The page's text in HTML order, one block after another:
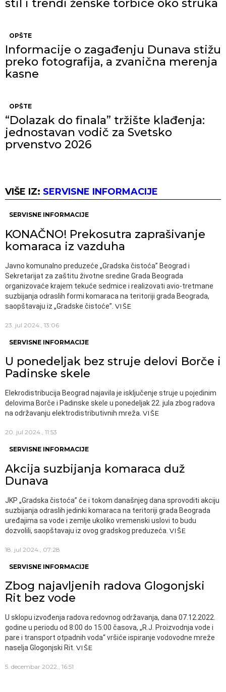
stil i trendi ženske torbice oko struka
OPŠTE
Informacije o zagađenju Dunava stižu
preko fotografija, a zvanična merenja
kasne
OPŠTE
“Dolazak do finala” tržište klađenja:
jednostavan vodič za Svetsko
prvenstvo 2026
VIŠE IZ: SERVISNE INFORMACIJE
SERVISNE INFORMACIJE
KONAČNO! Prekosutra zaprašivanje
komaraca iz vazduha
Javno komunalno preduzeće „Gradska čistoća” Beograd i
Sekretarijat za zaštitu životne sredine Grada Beograda
organizovaće krajem tekuće sedmice i realizovati avio-tretmane
suzbijanja odraslih formi komaraca na teritoriji grada Beograda,
saopštavaju iz „Gradske čistoće”. VIŠE
23. jul 2024., 13:06
SERVISNE INFORMACIJE
U ponedeljak bez struje delovi Borče i
Padinske skele
Elekrodistribucija Beograd najavila je isključenje struje u pojedinim
delovima Borče i Padinske skele u ponedeljak 22. jula zbog radova
na održavanju elektrodistributivnih mreža. VIŠE
20. jul 2024., 11:53
SERVISNE INFORMACIJE
Akcija suzbijanja komaraca duž
Dunava
JKP „Gradska čistoća” će i tokom današnjeg dana sprovoditi akciju
suzbijanja odraslih jedinki komaraca na teritoriji grada Beograda
uređajima sa vode i zemlje ukoliko vremenski uslovi to budu
dozvolili, saopštavaju iz ovog gradskog preduzeća. VIŠE
18. jul 2024., 07:28
SERVISNE INFORMACIJE
Zbog najavljenih radova Glogonjski
Rit bez vode
U sklopu izvođenja radova redovnog održavanja, dana 07.12.2022.
godine u periodu od 8:00 do 15:00 časova, „R.J. Proizvodnja vode i
pare i transport otpadnih voda“ vršiće ispiranje vodovodne mreže
naselja Glogonjski Rit. VIŠE
5. decembar 2022., 16:51